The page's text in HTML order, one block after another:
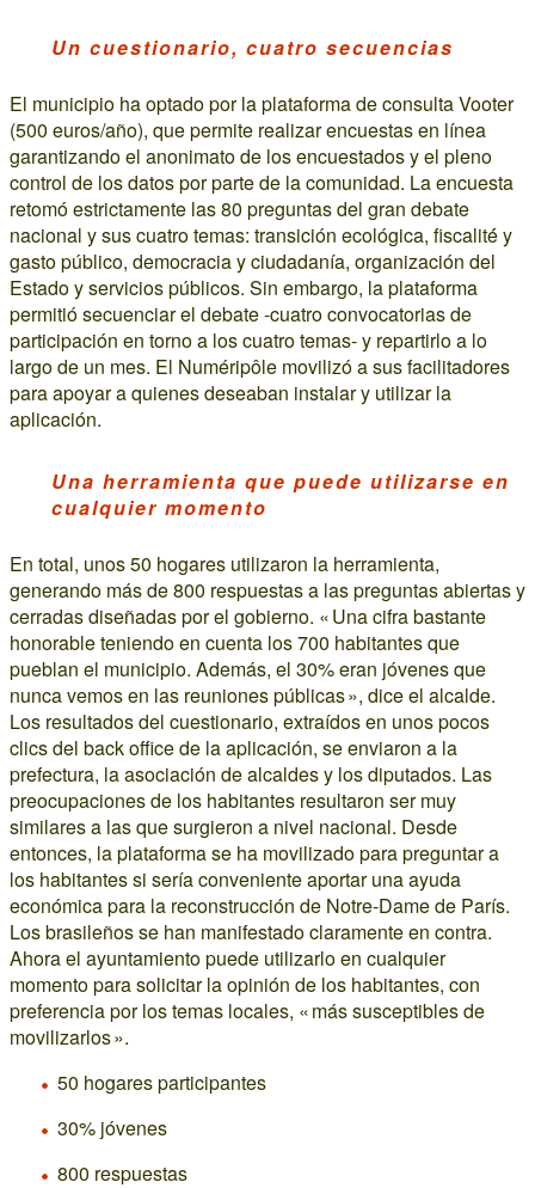
Un cuestionario, cuatro secuencias
El municipio ha optado por la plataforma de consulta Vooter
(500 euros/año), que permite realizar encuestas en línea
garantizando el anonimato de los encuestados y el pleno
control de los datos por parte de la comunidad. La encuesta
retomó estrictamente las 80 preguntas del gran debate
nacional y sus cuatro temas: transición ecológica, fiscalité́ y
gasto público, democracia y ciudadanía, organización del
Estado y servicios públicos. Sin embargo, la plataforma
permitió secuenciar el debate -cuatro convocatorias de
participación en torno a los cuatro temas- y repartirlo a lo
largo de un mes. El Numéripôle movilizó a sus facilitadores
para apoyar a quienes deseaban instalar y utilizar la
aplicación.
Una herramienta que puede utilizarse en
cualquier momento
En total, unos 50 hogares utilizaron la herramienta,
generando más de 800 respuestas a las preguntas abiertas y
cerradas diseñadas por el gobierno. « Una cifra bastante
honorable teniendo en cuenta los 700 habitantes que
pueblan el municipio. Además, el 30% eran jóvenes que
nunca vemos en las reuniones públicas », dice el alcalde.
Los resultados del cuestionario, extraídos en unos pocos
clics del back office de la aplicación, se enviaron a la
prefectura, la asociación de alcaldes y los diputados. Las
preocupaciones de los habitantes resultaron ser muy
similares a las que surgieron a nivel nacional. Desde
entonces, la plataforma se ha movilizado para preguntar a
los habitantes si sería conveniente aportar una ayuda
económica para la reconstrucción de Notre-Dame de París.
Los brasileños se han manifestado claramente en contra.
Ahora el ayuntamiento puede utilizarlo en cualquier
momento para solicitar la opinión de los habitantes, con
preferencia por los temas locales, « más susceptibles de
movilizarlos ».
50 hogares participantes
30% jóvenes
800 respuestas